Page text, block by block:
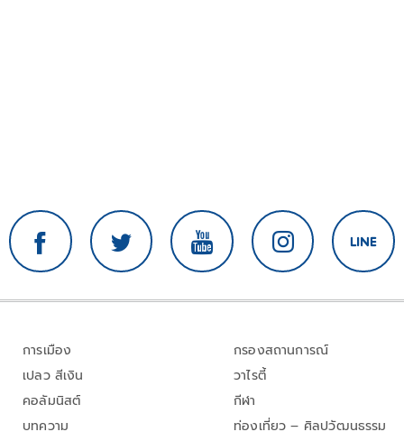
การเมือง
เปลว สีเงิน
คอลัมนิสต์
บทความ
กรองสถานการณ์
วาไรตี้
กีฬา
ท่องเที่ยว – ศิลปวัฒนธรรม